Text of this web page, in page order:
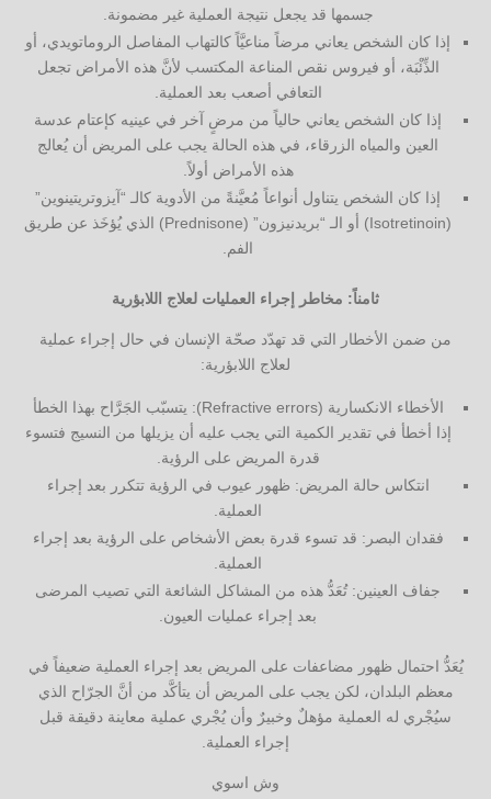
جسمها قد يجعل نتيجة العملية غير مضمونة.
إذا كان الشخص يعاني مرضاً مناعيَّاً كالتهاب المفاصل الروماتويدي، أو
الذِّئْبَة، أو فيروس نقص المناعة المكتسب لأنَّ هذه الأمراض تجعل
التعافي أصعب بعد العملية.
إذا كان الشخص يعاني حالياً من مرضٍ آخر في عينيه كإعتام عدسة
العين والمياه الزرقاء، في هذه الحالة يجب على المريض أن يُعالج
هذه الأمراض أولاً.
إذا كان الشخص يتناول أنواعاً مُعيَّنةً من الأدوية كالـ “آيزوتريتينوين”
(Isotretinoin) أو الـ “بريدنيزون” (Prednisone) الذي يُؤخَذ عن طريق
الفم.
ثامناً: مخاطر إجراء العمليات لعلاج اللابؤرية
من ضمن الأخطار التي قد تهدّد صحّة الإنسان في حال إجراء عملية
لعلاج اللابؤرية:
الأخطاء الانكسارية (Refractive errors): يتسبّب الجَرَّاح بهذا الخطأ
إذا أخطأ في تقدير الكمية التي يجب عليه أن يزيلها من النسيج فتسوء
قدرة المريض على الرؤية.
انتكاس حالة المريض: ظهور عيوب في الرؤية تتكرر بعد إجراء
العملية.
فقدان البصر: قد تسوء قدرة بعض الأشخاص على الرؤية بعد إجراء
العملية.
جفاف العينين: تُعَدُّ هذه من المشاكل الشائعة التي تصيب المرضى
بعد إجراء عمليات العيون.
يُعَدُّ احتمال ظهور مضاعفات على المريض بعد إجراء العملية ضعيفاً في
معظم البلدان، لكن يجب على المريض أن يتأكَّد من أنَّ الجرّاح الذي
سيُجْري له العملية مؤهلٌ وخبيرٌ وأن يُجْري عملية معاينة دقيقة قبل
إجراء العملية.
وش اسوي